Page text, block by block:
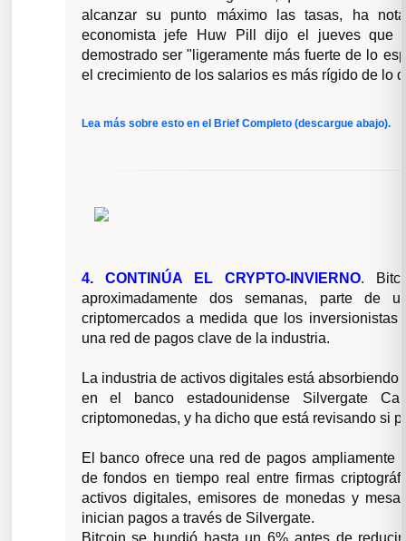
alcanzar su punto máximo las tasas, ha
economista jefe Huw Pill dijo el jueves que
demostrado ser "ligeramente más fuerte de lo
el crecimiento de los salarios es más rígido de lo
Lea más sobre esto en el Brief Completo (descargue abajo).
4. CONTINÚA EL CRYPTO-INVIERNO.
aproximadamente dos semanas, parte de
criptomercados a medida que los
una red de pagos clave de la industria.
La industria de activos digitales está
en el banco estadounidense Silvergate
criptomonedas, y ha dicho que está revisando si
El banco ofrece una red de pagos ampliamente
de fondos en tiempo real entre firmas
activos digitales, emisores de monedas y
inician pagos a través de Silvergate.